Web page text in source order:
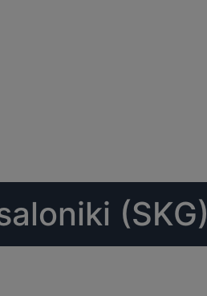
(SKG)